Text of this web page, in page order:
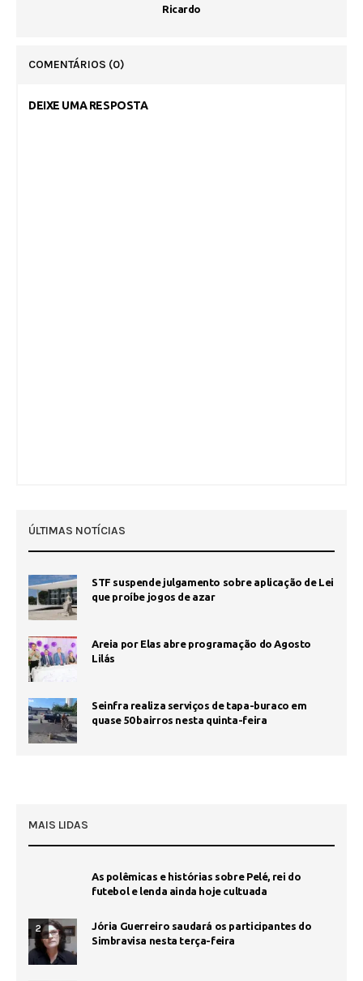
Ricardo
COMENTÁRIOS (0)
DEIXE UMA RESPOSTA
ÚLTIMAS NOTÍCIAS
STF suspende julgamento sobre aplicação de Lei
que proíbe jogos de azar
Areia por Elas abre programação do Agosto
Lilás
Seinfra realiza serviços de tapa-buraco em
quase 50 bairros nesta quinta-feira
MAIS LIDAS
As polêmicas e histórias sobre Pelé, rei do
futebol e lenda ainda hoje cultuada
2
Jória Guerreiro saudará os participantes do
Simbravisa nesta terça-feira